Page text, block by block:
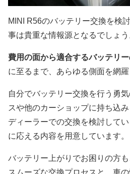
MINI R56のバッテリー交換を検
事は貴重な情報源となるでしょう
費用の面から適合するバッテリ
に至るまで、あらゆる側面を網羅
自分でバッテリー交換を行う勇
スや他のカーショップに持ち込
ディーラーでの交換を検討して
に応える内容を用意しています。
バッテリー上がりでお困りの方も